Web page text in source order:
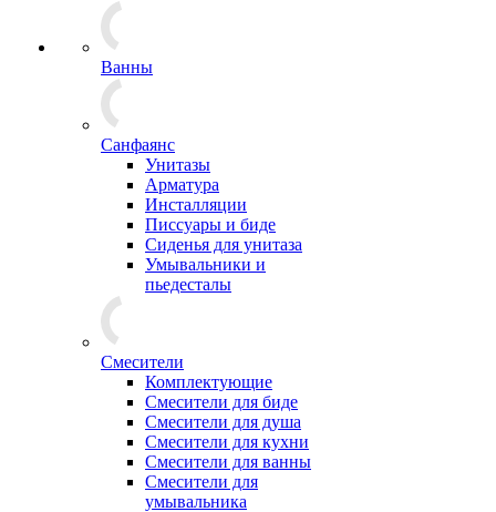
Ванны
Санфаянс
Унитазы
Арматура
Инсталляции
Писсуары и биде
Сиденья для унитаза
Умывальники и
пьедесталы
Смесители
Комплектующие
Смесители для биде
Смесители для душа
Смесители для кухни
Смесители для ванны
Смесители для
умывальника